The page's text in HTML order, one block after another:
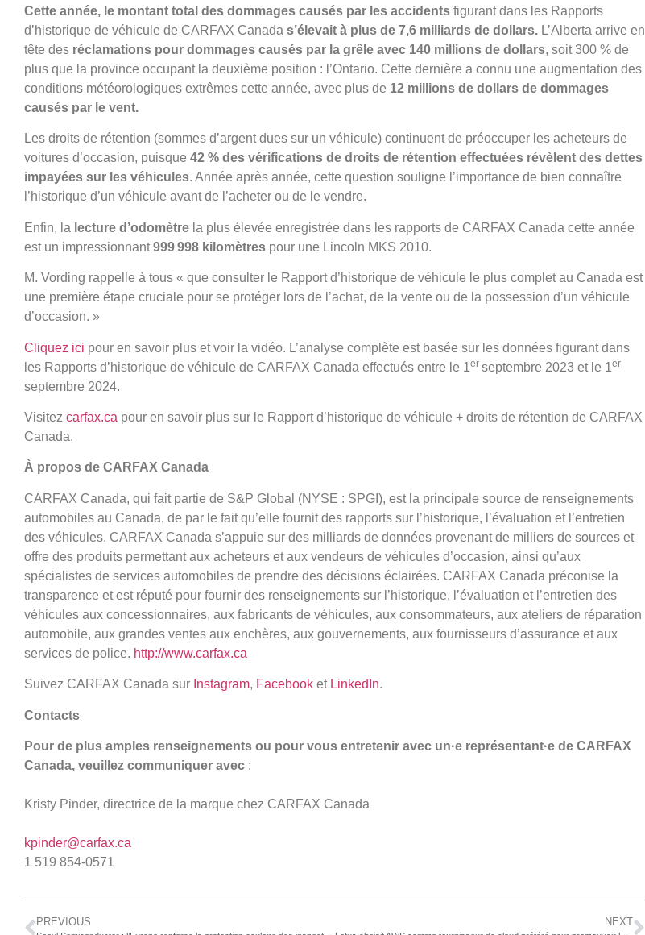
Cette année, le montant total des dommages causés par les accidents figurant dans les Rapports
d’historique de véhicule de CARFAX Canada s’élevait à plus de 7,6 milliards de dollars. L’Alberta arrive en
tête des réclamations pour dommages causés par la grêle avec 140 millions de dollars, soit 300 % de
plus que la province occupant la deuxième position : l’Ontario. Cette dernière a connu une augmentation des
conditions météorologiques extrêmes cette année, avec plus de 12 millions de dollars de dommages
causés par le vent.
Les droits de rétention (sommes d’argent dues sur un véhicule) continuent de préoccuper les acheteurs de
voitures d’occasion, puisque 42 % des vérifications de droits de rétention effectuées révèlent des dettes
impayées sur les véhicules. Année après année, cette question souligne l’importance de bien connaître
l’historique d’un véhicule avant de l’acheter ou de le vendre.
Enfin, la lecture d’odomètre la plus élevée enregistrée dans les rapports de CARFAX Canada cette année
est un impressionnant999 998 kilomètres pour une Lincoln MKS 2010.
M. Vording rappelle à tous « que consulter le Rapport d’historique de véhicule le plus complet au Canada est
une première étape cruciale pour se protéger lors de l’achat, de la vente ou de la possession d’un véhicule
d’occasion. »
Cliquez ici pour en savoir plus et voir la vidéo. L’analyse complète est basée sur les données figurant dans
les Rapports d’historique de véhicule de CARFAX Canada effectués entre le 1er septembre 2023 et le 1er
septembre 2024.
Visitez carfax.ca pour en savoir plus sur le Rapport d’historique de véhicule + droits de rétention de CARFAX
Canada.
À propos de CARFAX Canada
CARFAX Canada, qui fait partie de S&P Global (NYSE : SPGI), est la principale source de renseignements
automobiles au Canada, de par le fait qu’elle fournit des rapports sur l’historique, l’évaluation et l’entretien
des véhicules. CARFAX Canada s’appuie sur des milliards de données provenant de milliers de sources et
offre des produits permettant aux acheteurs et aux vendeurs de véhicules d’occasion, ainsi qu’aux
spécialistes de services automobiles de prendre des décisions éclairées. CARFAX Canada préconise la
transparence et est réputé pour fournir des renseignements sur l’historique, l’évaluation et l’entretien des
véhicules aux concessionnaires, aux fabricants de véhicules, aux consommateurs, aux ateliers de réparation
automobile, aux grandes ventes aux enchères, aux gouvernements, aux fournisseurs d’assurance et aux
services de police. http://www.carfax.ca
Suivez CARFAX Canada sur Instagram, Facebook et LinkedIn.
Contacts
Pour de plus amples renseignements ou pour vous entretenir avec un·e représentant·e de CARFAX
Canada, veuillez communiquer avec :
Kristy Pinder, directrice de la marque chez CARFAX Canada
kpinder@carfax.ca
1 519 854-0571
PREVIOUS NEXT